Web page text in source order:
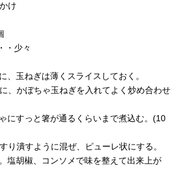
け
・少々
、玉ねぎは薄くスライスしておく。
、かぼちゃ玉ねぎを入れてよく炒め合わせ
にすっと箸が通るくらいまで煮込む。(10
潰すように混ぜ、ピューレ状にする。
塩胡椒、コンソメで味を整えて出来上が